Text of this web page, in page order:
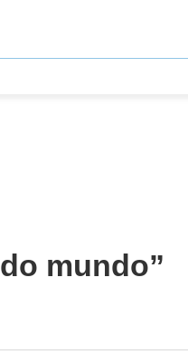
mundo”